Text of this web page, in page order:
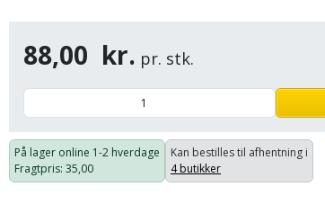
88,00 kr. pr. stk.
På lager online 1-2 hverdage
Fragtpris: 35,00
Kan bestilles til afhentning i
4 butikker